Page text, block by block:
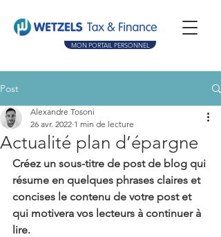
MON PORTAIL PERSONNEL
Post
Actualité plan d’épargne
Alexandre Tosoni
26 avr. 2022 1 min de lecture
Créez un sous-titre de post de blog qui
résume en quelques phrases claires et
concises le contenu de votre post et
qui motivera vos lecteurs à continuer à
lire.